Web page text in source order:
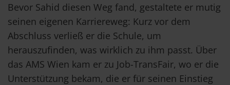
Bevor Sahid diesen Weg fand, gestaltete er mutig
seinen eigenen Karriereweg: Kurz vor dem
Abschluss verließ er die Schule, um
herauszufinden, was wirklich zu ihm passt. Über
das AMS Wien kam er zu Job-TransFair, wo er die
Unterstützung bekam, die er für seinen Einstieg